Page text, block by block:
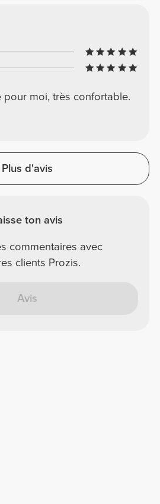
pour moi, très confortable.
Plus d'avis
ton avis
commentaires avec
clients Prozis.
Avis